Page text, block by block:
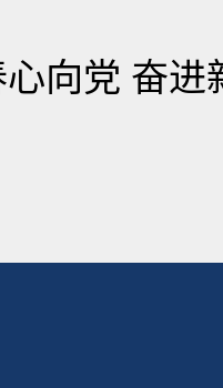
心向党 奋进